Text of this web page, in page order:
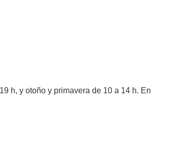
h, y otoño y primavera de 10 a 14 h. En